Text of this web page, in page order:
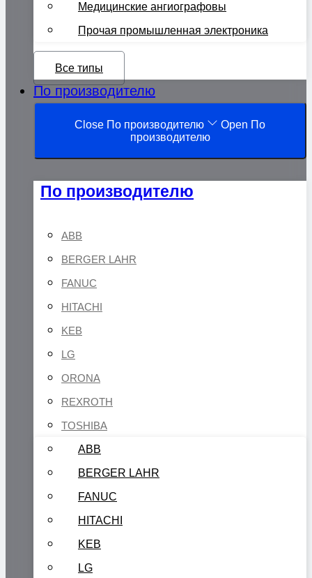
Медицинские ангиографовы
Прочая промышленная электроника
Все типы
По производителю
Close По производителю
Open По
производителю
По производителю
ABB
BERGER LAHR
FANUC
HITACHI
KEB
LG
ORONA
REXROTH
TOSHIBA
ABB
BERGER LAHR
FANUC
HITACHI
KEB
LG